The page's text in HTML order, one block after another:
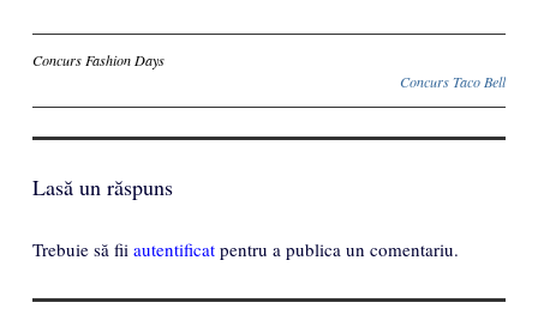
Inscriere
Concurs Fashion Days
Concurs Taco Bell
Lasă un răspuns
Trebuie să fii autentificat pentru a publica un comentariu.